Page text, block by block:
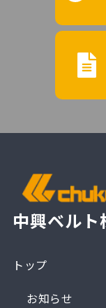
中興ベルト
トップ
お知らせ